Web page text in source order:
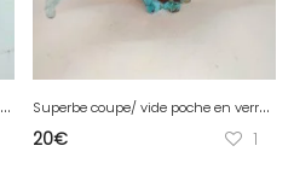
L
ot de 4 petites pierres en forme de coeur, pique etc.. En bon etat ( made in chiner )
S
uperbe coupe/ vide poche en verre de murano à teinte multicouleur ( made in chiner )
20€ 1